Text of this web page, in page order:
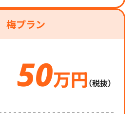
梅プラン
50万円（税抜）